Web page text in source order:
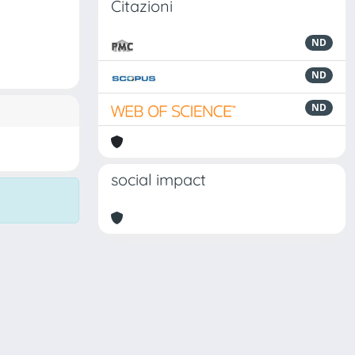
Citazioni
ND
ND
ND
social impact